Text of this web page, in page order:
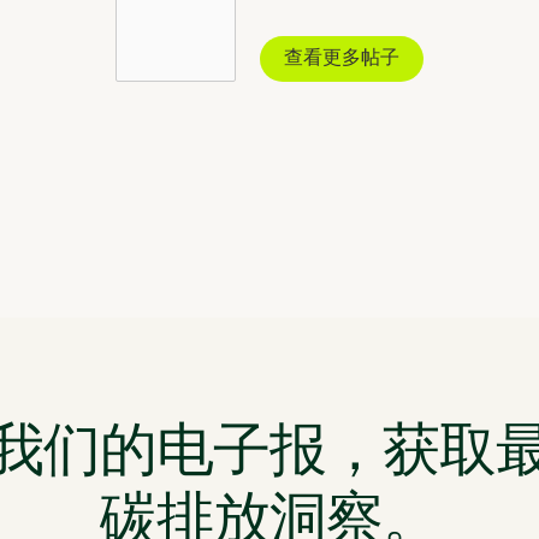
查看更多帖子
们的电子报，获取
碳排放洞察。